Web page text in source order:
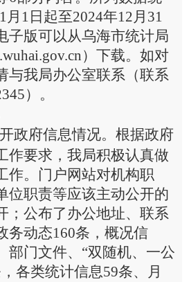
1月 1 日起至2024年12月 31
子版可以从乌海市统计局
）下载。 如对
与我局办公室联系（联系
）。
开政府信息情况。根据政府
作要求， 我局积极认真做
作。门户网站对机构职
位职责等应该主动公开的
；公布了办公地址、联系
务动态160条，概况信
门文件、 “双随机、一公
各类统计信息59条、月